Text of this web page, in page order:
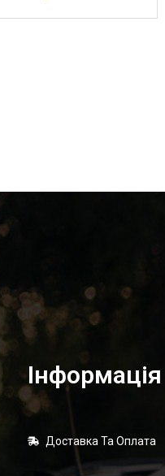
Інформація
Доставка Та Оплата